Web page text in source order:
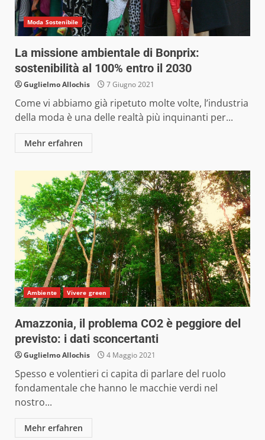
Moda Sostenibile
La missione ambientale di Bonprix:
sostenibilità al 100% entro il 2030
Guglielmo Allochis 7 Giugno 2021
Come vi abbiamo già ripetuto molte volte, l’industria
della moda è una delle realtà più inquinanti per...
Mehr erfahren
Ambiente Vivere green
Amazzonia, il problema CO2 è peggiore del
previsto: i dati sconcertanti
Guglielmo Allochis 4 Maggio 2021
Spesso e volentieri ci capita di parlare del ruolo
fondamentale che hanno le macchie verdi nel
nostro...
Mehr erfahren